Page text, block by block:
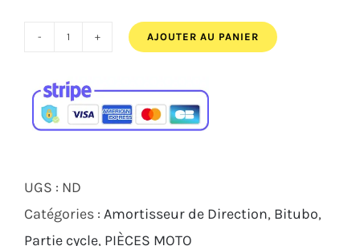
quantité
Kit
amortisseur
Yamaha
AJOUTER AU PANIER
UGS : ND
Catégories : Amortisseur de Direction Bitubo
Partie cycle PIÈCES MOTO